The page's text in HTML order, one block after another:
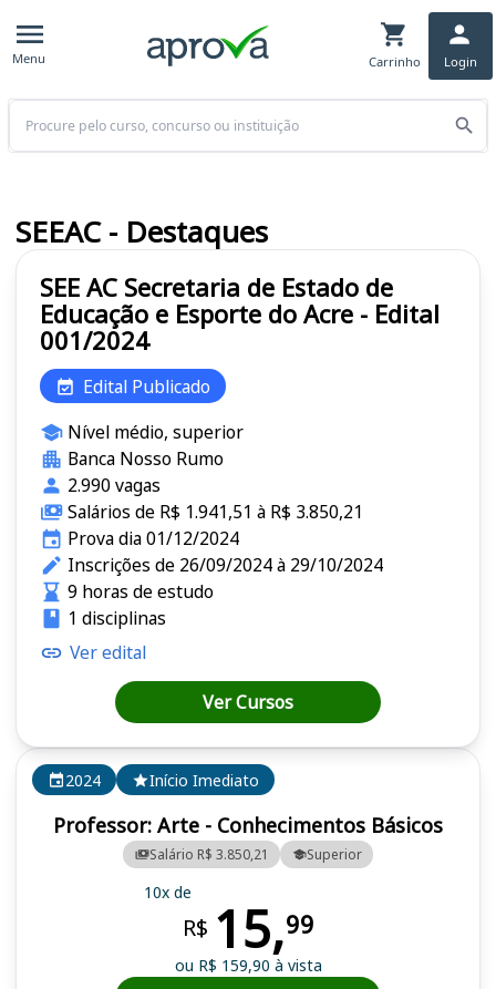
Menu Carrinho Login
Buscar
2024 Início Imediato
Professor: Arte - Conhecimentos Básicos
Salário R$ 3.850,21 Superior
10x de
R$ 15,99
ou R$ 159,90 à vista
SEE AC Secretaria de Estado de
Educação e Esporte do Acre - Edital
001/2024
Edital Publicado
Nível médio, superior
Banca Nosso Rumo
2.990 vagas
Salários de R$ 1.941,51 à R$ 3.850,21
Prova dia 01/12/2024
Inscrições de 26/09/2024 à 29/10/2024
9 horas de estudo
1 disciplinas
Ver edital
Ver Cursos
SEEAC - Destaques